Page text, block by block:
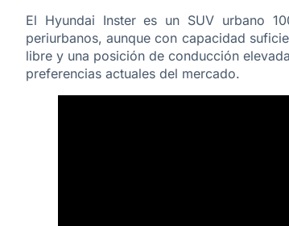
El Hyundai Inster es un SUV urbano
periurbanos, aunque con capacidad
libre y una posición de conducción
preferencias actuales del mercado.